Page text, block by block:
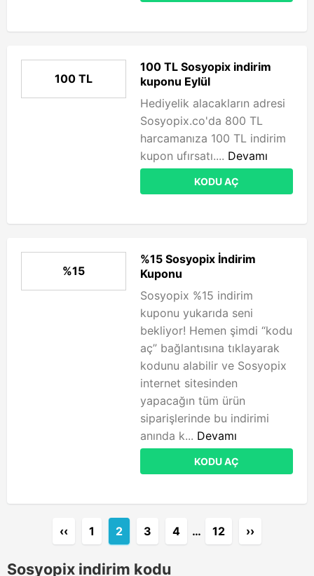
100 TL
100 TL Sosyopix indirim
kuponu Eylül
Hediyelik alacakların adresi
Sosyopix.co'da 800 TL
harcamanıza 100 TL indirim
kupon ufırsatı.... Devamı
KODU AÇ
%15
%15 Sosyopix İndirim
Kuponu
Sosyopix %15 indirim
kuponu yukarıda seni
bekliyor! Hemen şimdi “kodu
aç” bağlantısına tıklayarak
kodunu alabilir ve Sosyopix
internet sitesinden
yapacağın tüm ürün
siparişlerinde bu indirimi
anında k... Devamı
KODU AÇ
‹‹ 1 2 3 4 … 12 ››
Sosyopix indirim kodu